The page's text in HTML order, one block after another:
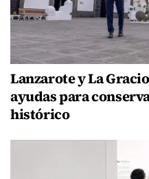
Lanzarote y La
ayudas para
histórico